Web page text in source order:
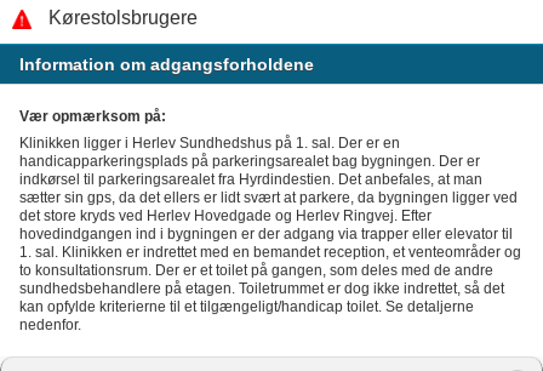
Kørestolsbrugere
Information om adgangsforholdene
Vær opmærksom på:
Klinikken ligger i Herlev Sundhedshus på 1. sal. Der er en
handicapparkeringsplads på parkeringsarealet bag bygningen. Der er
indkørsel til parkeringsarealet fra Hyrdindestien. Det anbefales, at man
sætter sin gps, da det ellers er lidt svært at parkere, da bygningen ligger ved
det store kryds ved Herlev Hovedgade og Herlev Ringvej. Efter
hovedindgangen ind i bygningen er der adgang via trapper eller elevator til
1. sal. Klinikken er indrettet med en bemandet reception, et venteområder og
to konsultationsrum. Der er et toilet på gangen, som deles med de andre
sundhedsbehandlere på etagen. Toiletrummet er dog ikke indrettet, så det
kan opfylde kriterierne til et tilgængeligt/handicap toilet. Se detaljerne
nedenfor.